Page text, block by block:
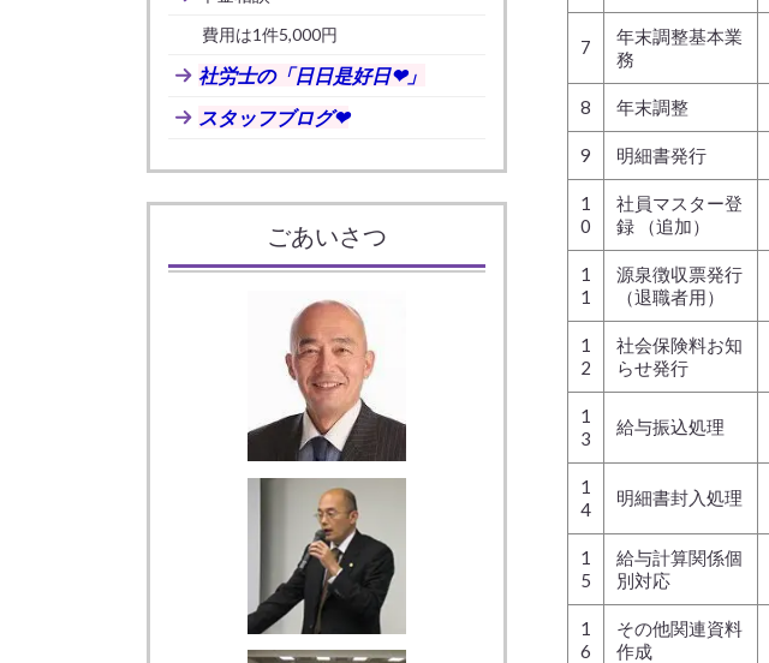
7
年末調整基本業
務
8 年末調整
9 明細書発行
1
0
社員マスター登
録 （追加）
1
1
源泉徴収票発行
（退職者用）
1
2
社会保険料お知
らせ発行
1
3
給与振込処理
1
4
明細書封入処理
1
5
給与計算関係個
別対応
1
6
その他関連資料
作成
費用は1件5,000円
社労士の「日日是好日❤」
スタッフブログ❤
ごあいさつ